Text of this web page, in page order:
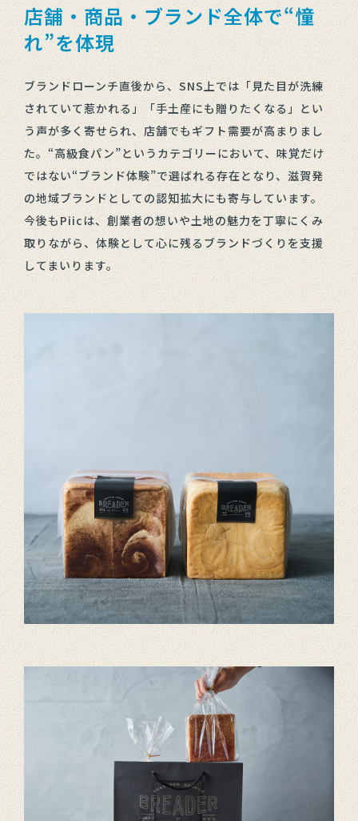
店舗・商品・ブランド全体で“憧
れ”を体現
ブランドローンチ直後から、SNS上では「見た目が洗練
されていて惹かれる」「手土産にも贈りたくなる」とい
う声が多く寄せられ、店舗でもギフト需要が高まりまし
た。“高級食パン”というカテゴリーにおいて、味覚だけ
ではない“ブランド体験”で選ばれる存在となり、滋賀発
の地域ブランドとしての認知拡大にも寄与しています。
今後もPiicは、創業者の想いや土地の魅力を丁寧にくみ
取りながら、体験として心に残るブランドづくりを支援
してまいります。